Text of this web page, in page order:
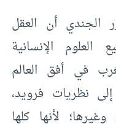
الجندي أن العقل
الإنسانية
في أفق العالم
نظريات فرويد،
لأنها كلها